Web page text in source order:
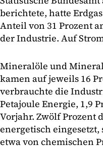
berichtete, hatte
Anteil von 31 Prozent
der Industrie. Auf
Mineralöle und
kamen auf jeweils 16
verbrauchte die
Petajoule Energie, 1,9
Vorjahr. Zwölf Prozent
energetisch
etwa von chemischen